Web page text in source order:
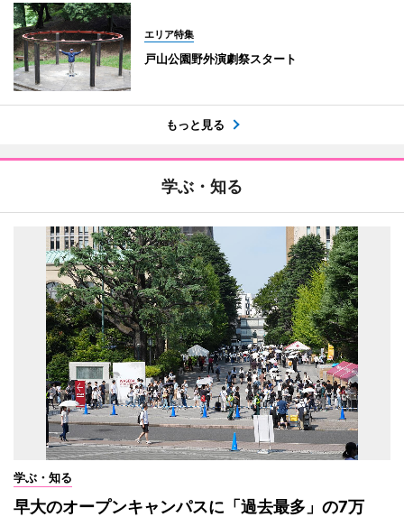
エリア特集
戸山公園野外演劇祭スタート
もっと見る
学ぶ・知る
学ぶ・知る
早大のオープンキャンパスに「過去最多」の7万